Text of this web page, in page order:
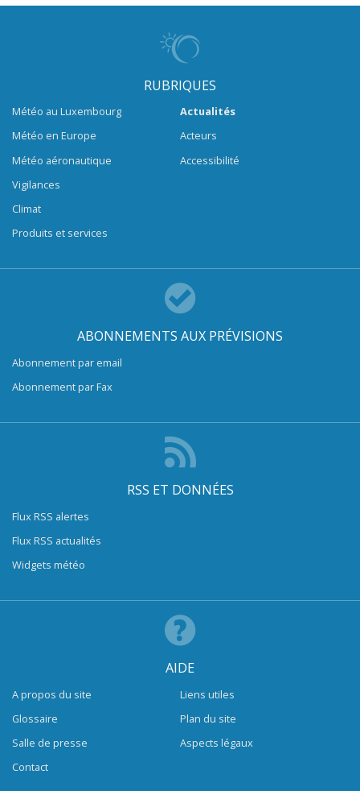
RUBRIQUES
Météo au Luxembourg
Météo en Europe
Météo aéronautique
Vigilances
Climat
Produits et services
Actualités
Acteurs
Accessibilité
ABONNEMENTS AUX PRÉVISIONS
Abonnement par email
Abonnement par Fax
RSS ET DONNÉES
Flux RSS alertes
Flux RSS actualités
Widgets météo
AIDE
A propos du site
Glossaire
Salle de presse
Contact
Liens utiles
Plan du site
Aspects légaux